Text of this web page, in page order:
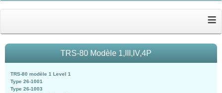
≡
TRS-80 Modèle 1,III,IV,4P
TRS-80 modèle 1 Level 1
Type 26-1001
Type 26-1003